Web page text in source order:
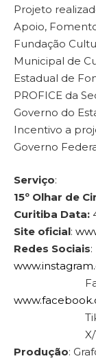
Projeto
Apoio,
Fundação
Municipal de
Estadual de
PROFICE da
Governo do
Incentivo a
Governo
Serviço:
15º Olhar de
Curitiba Data:
Site oficial:
Redes Sociais
Tik
X/
Produção: